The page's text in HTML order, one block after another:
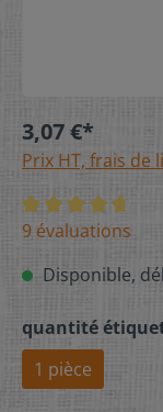
3,07 €*
Prix HT, frais de
9 évaluations
Disponible,
quantité
1 pièce